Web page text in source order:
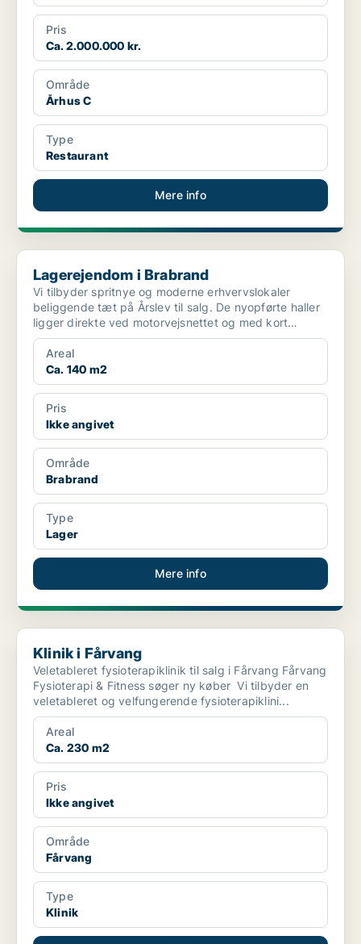
Pris
Ca. 2.000.000 kr.
Område
Århus C
Type
Restaurant
Mere info
Lagerejendom i Brabrand
Lagerejendom i Brabrand
Vi tilbyder spritnye og moderne erhvervslokaler
beliggende tæt på Årslev til salg. De nyopførte haller
ligger direkte ved motorvejsnettet og med kort
afstand...
Areal
Ca. 140 m2
Pris
Ikke angivet
Område
Brabrand
Type
Lager
Mere info
Klinik i Fårvang
Klinik i Fårvang
Veletableret fysioterapiklinik til salg i Fårvang Fårvang
Fysioterapi & Fitness søger ny køber Vi tilbyder en
veletableret og velfungerende fysioterapiklini...
Areal
Ca. 230 m2
Pris
Ikke angivet
Område
Fårvang
Type
Klinik